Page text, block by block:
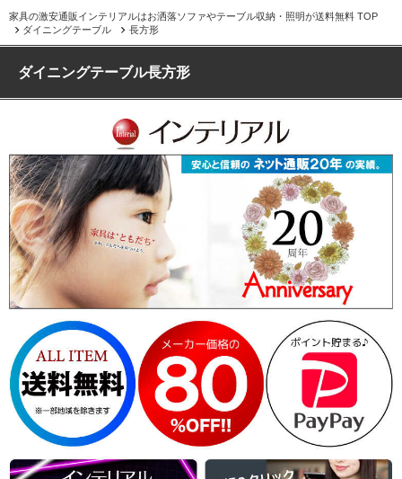
家具の激安通販インテリアルはお洒落ソファやテーブル収納・照明が送料無料 TOP
ダイニングテーブル
長方形
ダイニングテーブル長方形